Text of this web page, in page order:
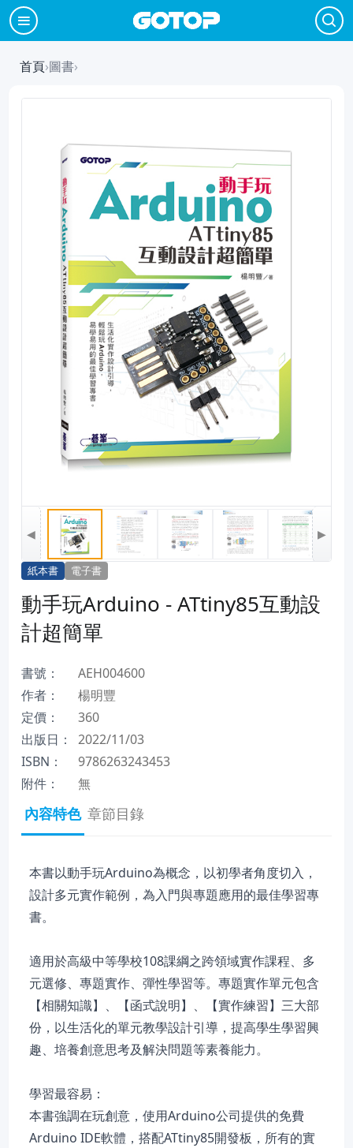
首頁›圖書›
◀ ▶
紙本書 電子書
動手玩Arduino - ATtiny85互動設
計超簡單
書號：
AEH004600
作者：
楊明豐
定價：
360
出版日：
2022/11/03
ISBN：
9786263243453
附件：
無
內容特色 章節目錄
本書以動手玩Arduino為概念，以初學者角度切入，
設計多元實作範例，為入門與專題應用的最佳學習專
書。
適用於高級中等學校108課綱之跨領域實作課程、多
元選修、專題實作、彈性學習等。專題實作單元包含
【相關知識】、【函式說明】、【實作練習】三大部
份，以生活化的單元教學設計引導，提高學生學習興
趣、培養創意思考及解決問題等素養能力。
學習最容易：
本書強調在玩創意，使用Arduino公司提供的免費
Arduino IDE軟體，搭配ATtiny85開發板，所有的實